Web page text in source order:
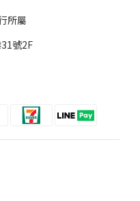
所屬
號2F